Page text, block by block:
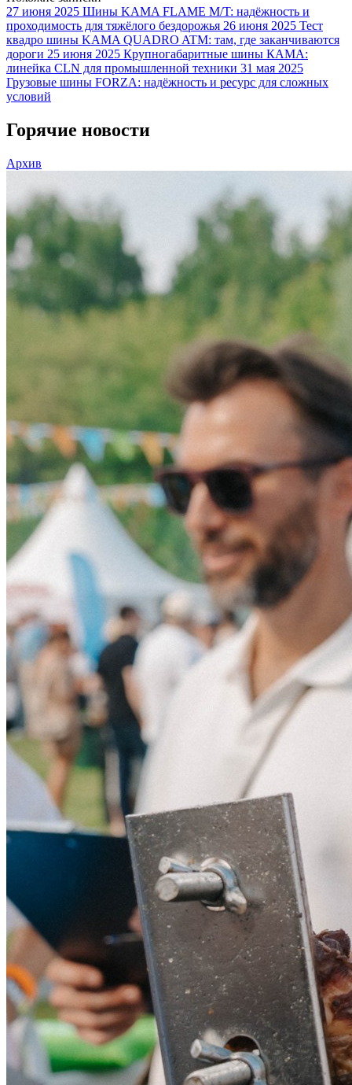
27 июня 2025 Шины KAMA FLAME M/T: надёжность и
проходимость для тяжёлого бездорожья 26 июня 2025 Тест
квадро шины KAMA QUADRO ATM: там, где заканчиваются
дороги 25 июня 2025 Крупногабаритные шины КАМА:
линейка CLN для промышленной техники 31 мая 2025
Грузовые шины FORZA: надёжность и ресурс для сложных
условий
Горячие новости
Архив